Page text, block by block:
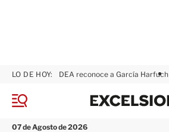
M
n
07 de Agosto de 2026
LO DE HOY: DEA reconoce a García Harfuch